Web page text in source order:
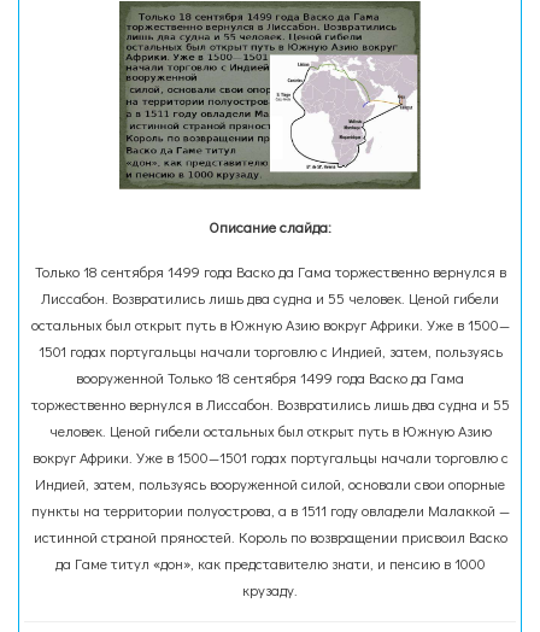
Описание слайда:
Только 18 сентября 1499 года Васко да Гама торжественно вернулся в
Лиссабон. Возвратились лишь два судна и 55 человек. Ценой гибели
остальных был открыт путь в Южную Азию вокруг Африки. Уже в 1500—
1501 годах португальцы начали торговлю с Индией, затем, пользуясь
вооруженной Только 18 сентября 1499 года Васко да Гама
торжественно вернулся в Лиссабон. Возвратились лишь два судна и 55
человек. Ценой гибели остальных был открыт путь в Южную Азию
вокруг Африки. Уже в 1500—1501 годах португальцы начали торговлю с
Индией, затем, пользуясь вооруженной силой, основали свои опорные
пункты на территории полуострова, а в 1511 году овладели Малаккой —
истинной страной пряностей. Король по возвращении присвоил Васко
да Гаме титул «дон», как представителю знати, и пенсию в 1000
крузаду.